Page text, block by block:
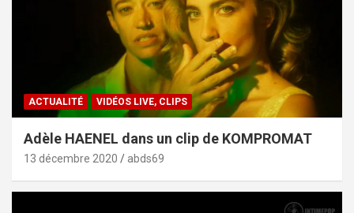
ACTUALITÉ VIDÉOS LIVE, CLIPS
Adèle HAENEL dans un clip de KOMPROMAT
13 décembre 2020 abds69